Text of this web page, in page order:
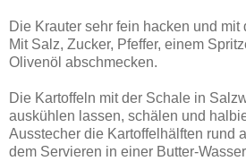
Die Krauter sehr fein hacken und mit
Mit Salz, Zucker, Pfeffer, einem
Olivenöl abschmecken.
Die Kartoffeln mit der Schale in
auskühlen lassen, schälen und
Ausstecher die Kartoffelhälften rund
dem Servieren in einer Butter-